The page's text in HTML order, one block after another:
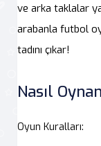
ve arka taklalar
arabanla futbol
tadını çıkar!
Nasıl
Oyun Kuralları: